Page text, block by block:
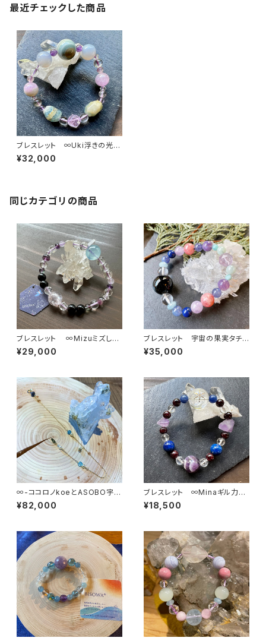
最近チェックした商品
ブレスレット ∞Uki浮きの光の
中で∞
¥32,000
同じカテゴリの商品
ブレスレット ∞Mizuミズしい
世界の中で∞
¥29,000
ブレスレット 宇宙の果実タチと
アソボウ
¥35,000
∞-ココロノkoeとASOBO宇-
∞
¥82,000
ブレスレット ∞Minaギル力の
唄∞
¥18,500